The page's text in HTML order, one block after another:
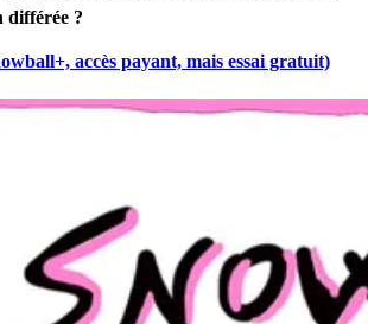
différée ?
accès payant, mais essai gratuit)